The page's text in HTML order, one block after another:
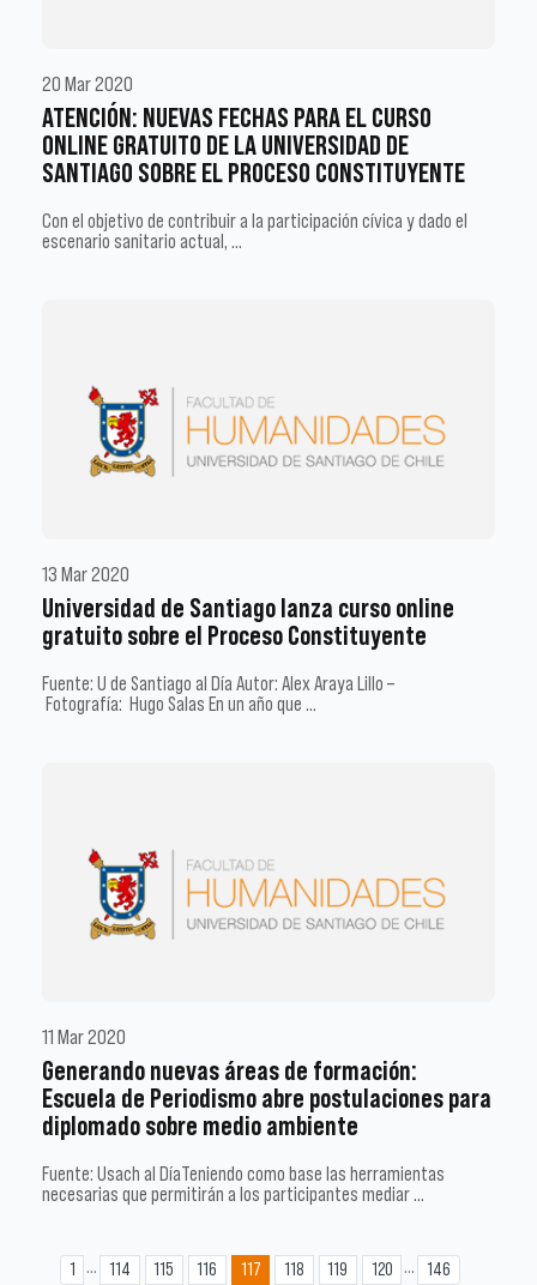
20 Mar 2020
ATENCIÓN: NUEVAS FECHAS PARA EL CURSO
ONLINE GRATUITO DE LA UNIVERSIDAD DE
SANTIAGO SOBRE EL PROCESO CONSTITUYENTE
Con el objetivo de contribuir a la participación cívica y dado el
escenario sanitario actual, …
13 Mar 2020
Universidad de Santiago lanza curso online
gratuito sobre el Proceso Constituyente
Fuente: U de Santiago al Día Autor: Alex Araya Lillo –
Fotografía: Hugo Salas En un año que …
11 Mar 2020
Generando nuevas áreas de formación:
Escuela de Periodismo abre postulaciones para
diplomado sobre medio ambiente
Fuente: Usach al DíaTeniendo como base las herramientas
necesarias que permitirán a los participantes mediar …
1 ... 114 115 116 117 118 119 120 ... 146